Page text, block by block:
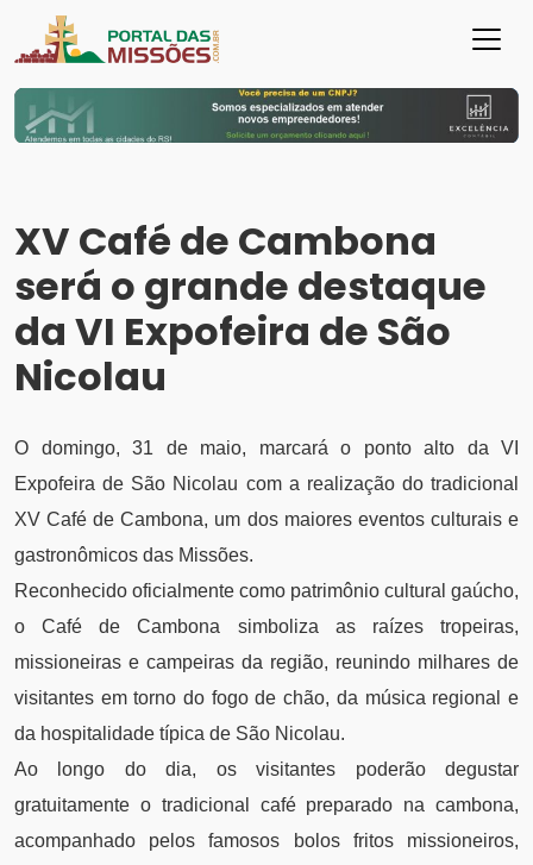
XV Café de Cambona
será o grande destaque
da VI Expofeira de São
Nicolau
O domingo, 31 de maio, marcará o ponto alto da VI
Expofeira de São Nicolau com a realização do tradicional
XV Café de Cambona, um dos maiores eventos culturais e
gastronômicos das Missões.
Reconhecido oficialmente como patrimônio cultural gaúcho,
o Café de Cambona simboliza as raízes tropeiras,
missioneiras e campeiras da região, reunindo milhares de
visitantes em torno do fogo de chão, da música regional e
da hospitalidade típica de São Nicolau.
Ao longo do dia, os visitantes poderão degustar
gratuitamente o tradicional café preparado na cambona,
acompanhado pelos famosos bolos fritos missioneiros,